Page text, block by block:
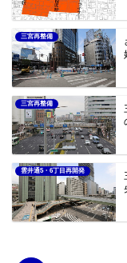
三宮再整備
三宮再整備
雲井通5・6丁目再開発